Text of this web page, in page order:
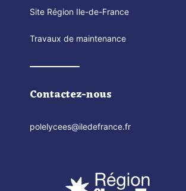
Site Région Ile-de-France
Travaux de maintenance
Contactez-nous
polelycees@iledefrance.fr